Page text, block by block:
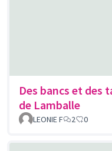
Des bancs et des
de Lamballe
LEONIE F 2 0